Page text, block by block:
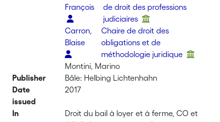
François
de droit des professions
judiciaires
Carron,
Blaise
Chaire de droit des
obligations et de
méthodologie juridique
Montini, Marino
Publisher
Bâle: Helbing Lichtenhahn
Date
issued
2017
In
Droit du bail à loyer et à ferme, CO et